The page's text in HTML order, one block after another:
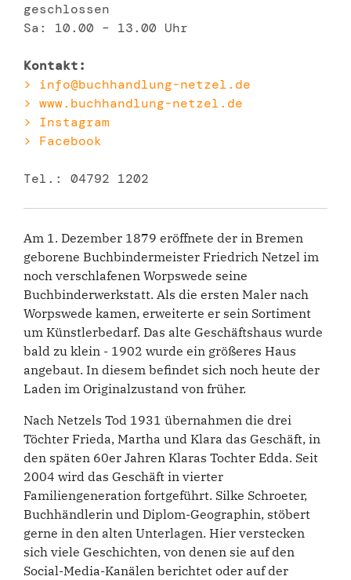
geschlossen
Sa: 10.00 – 13.00 Uhr
Kontakt:
> info@buchhandlung-netzel.de
> www.buchhandlung-netzel.de
> Instagram
> Facebook
Tel.: 04792 1202
Am 1. Dezember 1879 eröffnete der in Bremen
geborene Buchbindermeister Friedrich Netzel im
noch verschlafenen Worpswede seine
Buchbinderwerkstatt. Als die ersten Maler nach
Worpswede kamen, erweiterte er sein Sortiment
um Künstlerbedarf. Das alte Geschäftshaus wurde
bald zu klein - 1902 wurde ein größeres Haus
angebaut. In diesem befindet sich noch heute der
Laden im Originalzustand von früher.
Nach Netzels Tod 1931 übernahmen die drei
Töchter Frieda, Martha und Klara das Geschäft, in
den späten 60er Jahren Klaras Tochter Edda. Seit
2004 wird das Geschäft in vierter
Familiengeneration fortgeführt. Silke Schroeter,
Buchhändlerin und Diplom-Geographin, stöbert
gerne in den alten Unterlagen. Hier verstecken
sich viele Geschichten, von denen sie auf den
Social-Media-Kanälen berichtet oder auf der